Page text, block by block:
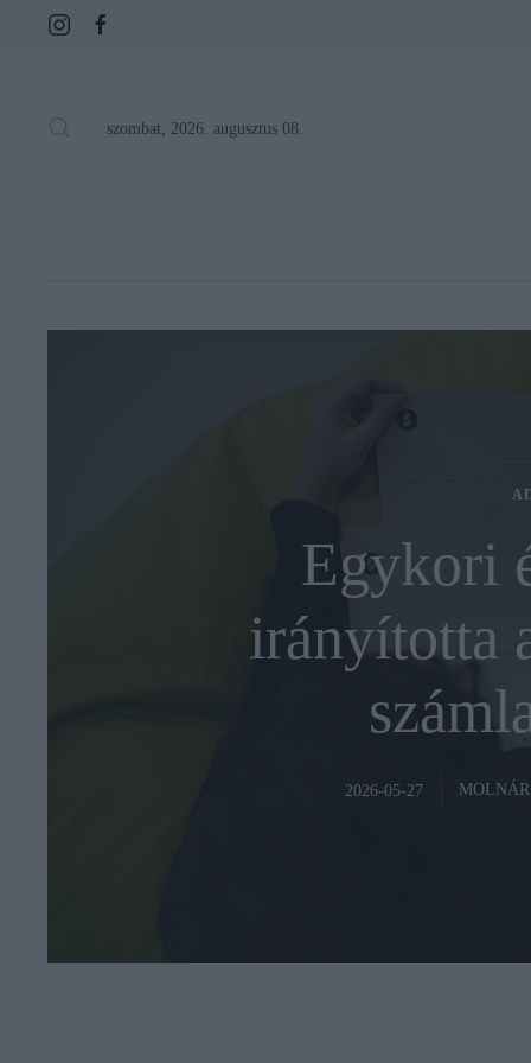
szombat, 2026. augusztus 08.
Egykori
irányította
2026-05-27